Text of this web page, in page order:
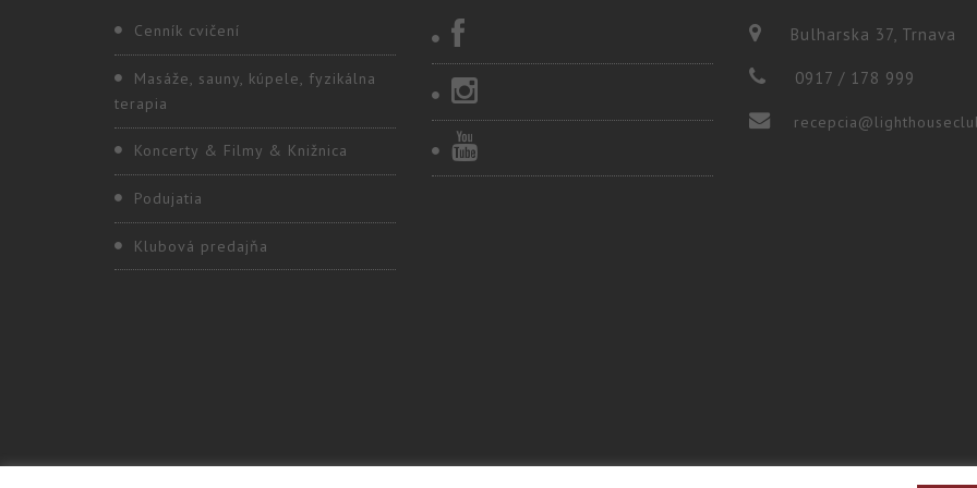
Cenník cvičení
Masáže, sauny, kúpele, fyzikálna
terapia
Koncerty & Filmy & Knižnica
Podujatia
Klubová predajňa
Bulharska 37, Trnava
0917 / 178 999